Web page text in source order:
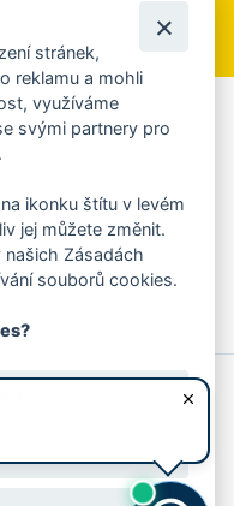
rozhlas
mailu upozornění na
a sportovní akce?
o používání cookies
stránek,
reklamu a mohli
využíváme
svými partnery pro
ikonku štítu v levém
jej můžete změnit.
Zásadách
souborů cookies.